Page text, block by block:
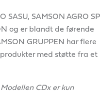
SASU, SAMSON AGRO SP
og er blandt de førende
GRUPPEN har flere
med støtte fra et
CDx er kun